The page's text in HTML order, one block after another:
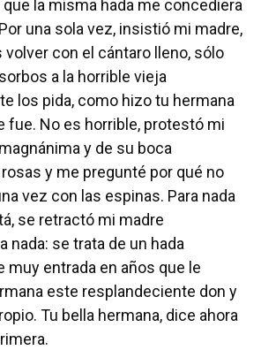
la misma hada me concediera
una sola vez, insistió mi madre,
volver con el cántaro lleno, sólo
a la horrible vieja
los pida, como hizo tu hermana
fue. No es horrible, protestó mi
y de su boca
y me pregunté por qué no
vez con las espinas. Para nada
se retractó mi madre
nada: se trata de un hada
muy entrada en años que le
este resplandeciente don y
Tu bella hermana, dice ahora